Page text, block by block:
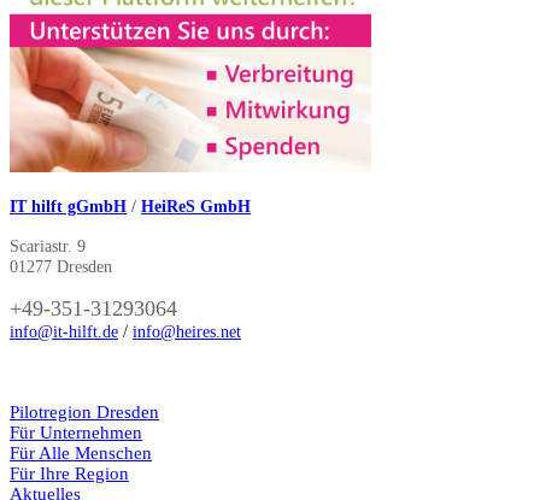
IT hilft gGmbH / HeiReS GmbH
Scariastr. 9
01277 Dresden
+49-351-31293064
info@it-hilft.de / info@heires.net
Pilotregion Dresden
Für Unternehmen
Für Alle Menschen
Für Ihre Region
Aktuelles